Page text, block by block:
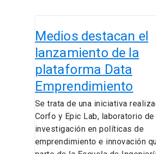
Medios destacan el
lanzamiento de la
plataforma Data
Emprendimiento
Se trata de una iniciativa
Corfo y Epic Lab, laboratorio de
investigación en políticas de
emprendimiento e innovación
destacan
el
lanzamiento
de
la
Data
Emprendimiento